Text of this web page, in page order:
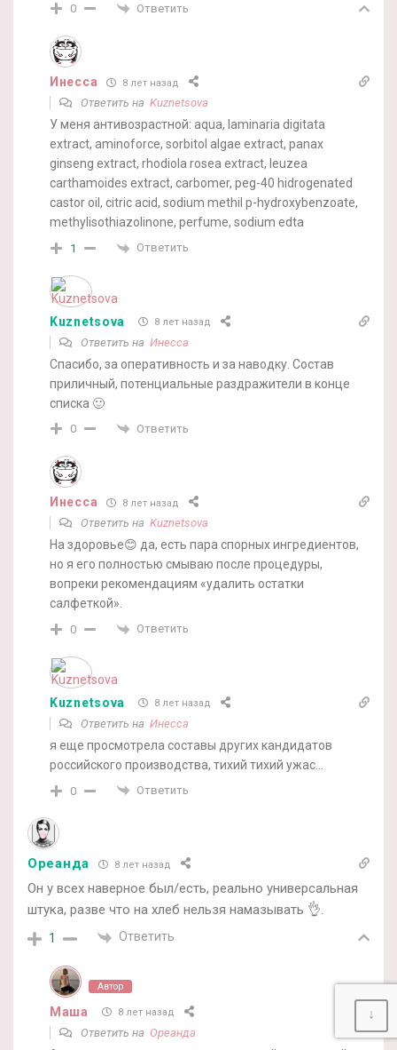
0 Ответить
Инесса 8 лет назад
Ответить на Kuznetsova
У меня антивозрастной: aqua, laminaria digitata
extract, aminoforce, sorbitol algae extract, panax
ginseng extract, rhodiola rosea extract, leuzea
carthamoides extract, carbomer, peg-40 hidrogenated
castor oil, citric acid, sodium methil p-hydroxybenzoate,
methylisothiazolinone, perfume, sodium edta
1 Ответить
Kuznetsova 8 лет назад
Ответить на Инесса
Спасибо, за оперативность и за наводку. Состав
приличный, потенциальные раздражители в конце
списка 🙂
0 Ответить
Инесса 8 лет назад
Ответить на Kuznetsova
На здоровье😊 да, есть пара спорных ингредиентов,
но я его полностью смываю после процедуры,
вопреки рекомендациям «удалить остатки
салфеткой».
0 Ответить
Kuznetsova 8 лет назад
Ответить на Инесса
я еще просмотрела составы других кандидатов
российского производства, тихий тихий ужас…
0 Ответить
Ореанда 8 лет назад
Он у всех наверное был/есть, реально универсальная
штука, разве что на хлеб нельзя намазывать 👌.
1 Ответить
Автор
Маша 8 лет назад
Ответить на Ореанда
↓